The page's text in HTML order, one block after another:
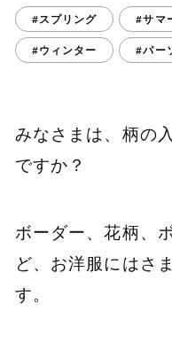
#スプリング #サマ
#ウィンター #パー
みなさまは、柄の
ですか？
ボーダー、花柄、
ど、お洋服にはさ
す。